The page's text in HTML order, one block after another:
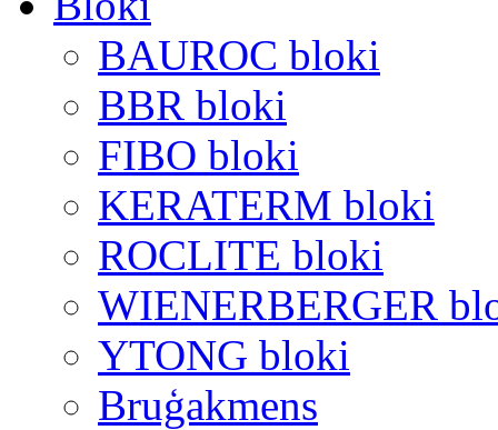
BAUROC bloki
BBR bloki
FIBO bloki
KERATERM bloki
ROCLITE bloki
WIENERBERGER
YTONG bloki
Bruģakmens